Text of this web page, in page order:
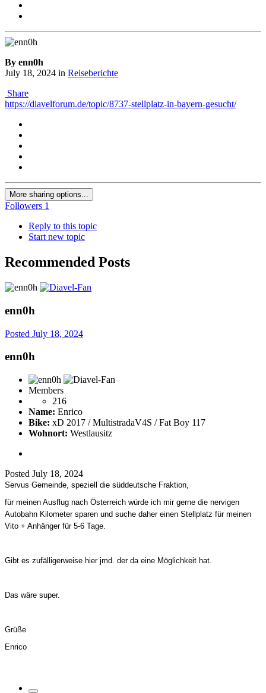
By enn0h
July 18, 2024 in Reiseberichte
Share
https://diavelforum.de/topic/8737-stellplatz-in-bayern-gesucht/
More sharing options...
Followers 1
Reply to this topic
Start new topic
Recommended Posts
enn0h
Posted July 18, 2024
enn0h
Members
216
Name: Enrico
Bike: xD 2017 / MultistradaV4S / Fat Boy 117
Wohnort: Westlausitz
Posted July 18, 2024
Servus Gemeinde, speziell die süddeutsche Fraktion,
für meinen Ausflug nach Österreich würde ich mir gerne die nervigen
Autobahn Kilometer sparen und suche daher einen Stellplatz für meinen
Vito + Anhänger für 5-6 Tage.
Gibt es zufälligerweise hier jmd. der da eine Möglichkeit hat.
Das wäre super.
Grüße
Enrico